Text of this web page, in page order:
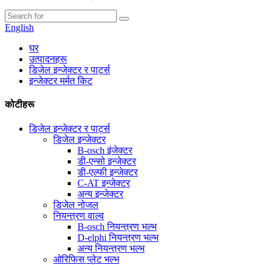
English
घर
उत्पादनहरू
डिजेल इन्जेक्टर र पार्ट्स
इन्जेक्टर मर्मत किट
कोटीहरू
डिजेल इन्जेक्टर र पार्ट्स
डिजेल इन्जेक्टर
B-osch इंजेक्टर
डी-एन्सो इन्जेक्टर
डी-एल्फी इन्जेक्टर
C-AT इन्जेक्टर
अन्य इन्जेक्टर
डिजेल नोजल
नियन्त्रण वाल्व
B-osch नियन्त्रण भल्भ
D-elphi नियन्त्रण भल्भ
अन्य नियन्त्रण भल्भ
ओरिफिस प्लेट भल्भ